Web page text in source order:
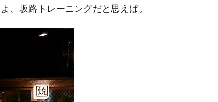
、坂路トレーニングだと思えば。